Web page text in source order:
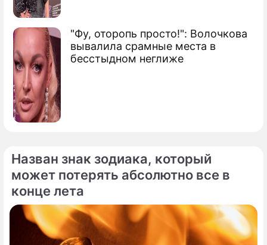
"Фу, оторопь просто!": Волочкова
вывалила срамные места в
бесстыдном неглиже
Назван знак зодиака, который
может потерять абсолютно все в
конце лета